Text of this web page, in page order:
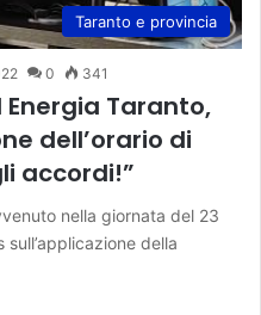
Taranto e provincia
0 341
Energia Taranto,
dell’orario di
accordi!”
nella giornata del 23
della